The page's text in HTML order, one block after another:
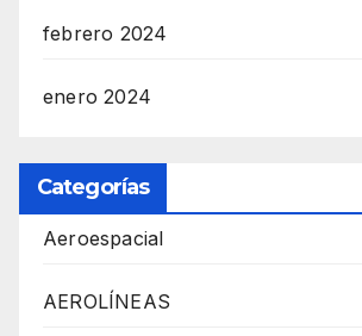
febrero 2024
enero 2024
Categorías
Aeroespacial
AEROLÍNEAS